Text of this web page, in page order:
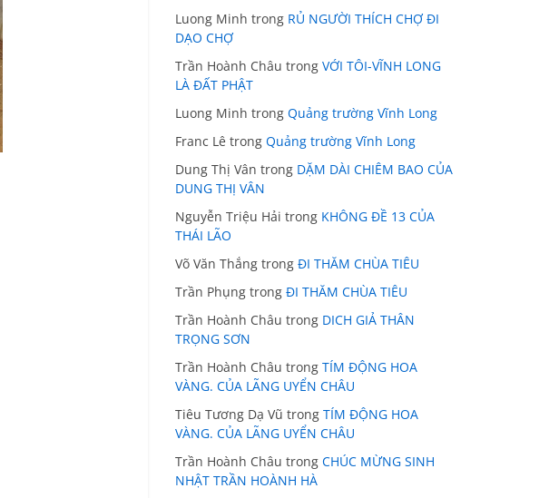
Luong Minh trong RỦ NGƯỜI THÍCH CHỢ ĐI
DẠO CHỢ
Trần Hoành Châu trong VỚI TÔI-VĨNH LONG
LÀ ĐẤT PHẬT
Luong Minh trong Quảng trường Vĩnh Long
Franc Lê trong Quảng trường Vĩnh Long
Dung Thị Vân trong DẶM DÀI CHIÊM BAO CỦA
DUNG THỊ VÂN
Nguyễn Triệu Hải trong KHÔNG ĐỀ 13 CỦA
THÁI LÃO
Võ Văn Thắng trong ĐI THĂM CHÙA TIÊU
Trần Phụng trong ĐI THĂM CHÙA TIÊU
Trần Hoành Châu trong DICH GIẢ THÂN
TRỌNG SƠN
Trần Hoành Châu trong TÍM ĐỘNG HOA
VÀNG. CỦA LÃNG UYỂN CHÂU
Tiêu Tương Dạ Vũ trong TÍM ĐỘNG HOA
VÀNG. CỦA LÃNG UYỂN CHÂU
Trần Hoành Châu trong CHÚC MỪNG SINH
NHẬT TRẦN HOÀNH HÀ